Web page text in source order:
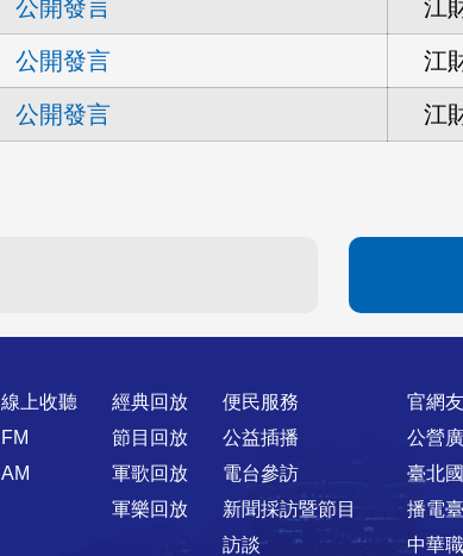
公開發言 江
公開發言 江
公開發言 江
線上收聽
FM
AM
經典回放
節目回放
軍歌回放
軍樂回放
便民服務
公益插播
電台參訪
新聞採訪暨節目
訪談
官網
公營
臺北
播電臺
中華